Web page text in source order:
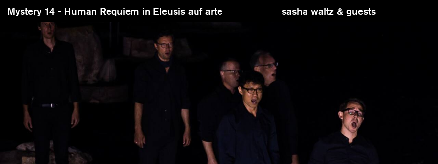
Inhalte von YouTube zulassen
Weitere Informationen finden Sie in unserer
Mystery 14 - Human Requiem in Eleusis auf arte sasha waltz & guests